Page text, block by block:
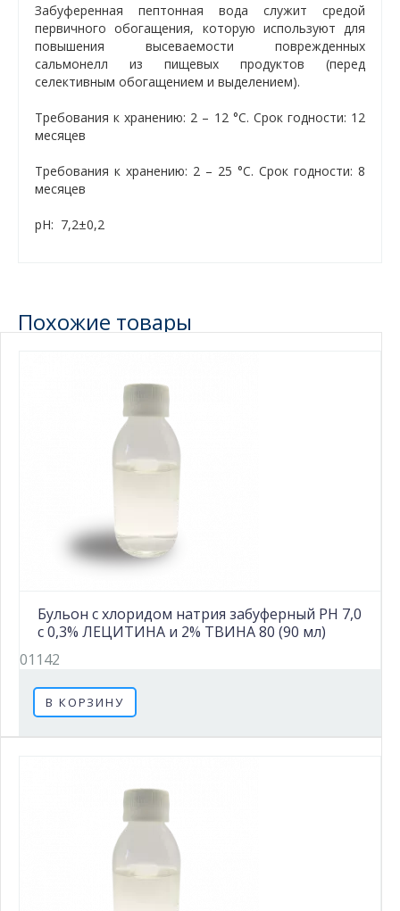
Забуференная пептонная вода служит средой
первичного обогащения, которую используют для
повышения высеваемости поврежденных
сальмонелл из пищевых продуктов (перед
селективным обогащением и выделением).
Требования к хранению: 2 – 12 °C. Срок годности: 12
месяцев
Требования к хранению: 2 – 25 °C. Срок годности: 8
месяцев
рН: 7,2±0,2
Похожие товары
Бульон с хлоридом натрия забуферный PH 7,0
с 0,3% ЛЕЦИТИНА и 2% ТВИНА 80 (90 мл)
01142
В КОРЗИНУ